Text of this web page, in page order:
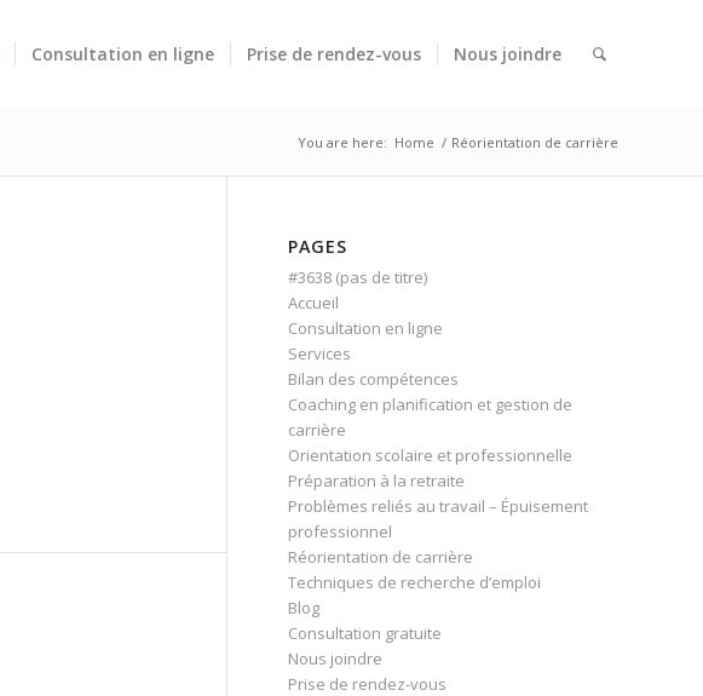
Consultation en ligne Prise de rendez-vous Nous joindre
You are here: Home / Réorientation de carrière
PAGES
#3638 (pas de titre)
Accueil
Consultation en ligne
Services
Bilan des compétences
Coaching en planification et gestion de
carrière
Orientation scolaire et professionnelle
Préparation à la retraite
Problèmes reliés au travail – Épuisement
professionnel
Réorientation de carrière
Techniques de recherche d’emploi
Blog
Consultation gratuite
Nous joindre
Prise de rendez-vous